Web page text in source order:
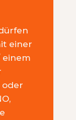
einer
einem
oder